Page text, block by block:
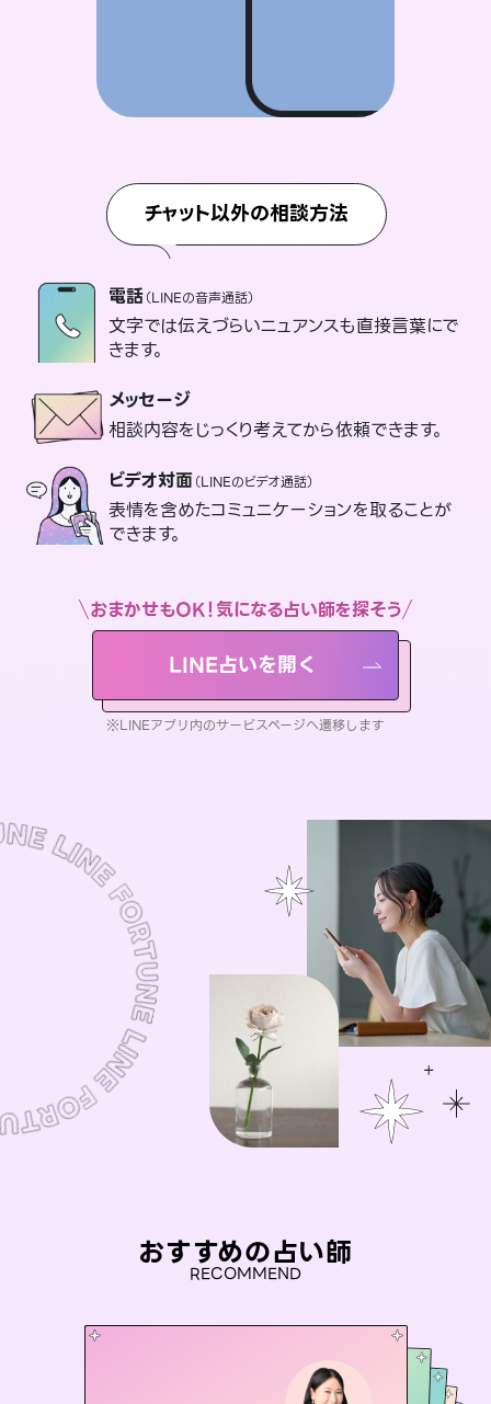
チャット以外の相談方法
電話（LINEの音声通話）
文字では伝えづらいニュアンスも直接言葉にで
きます。
メッセージ
相談内容をじっくり考えてから依頼できます。
ビデオ対面（LINEのビデオ通話）
表情を含めたコミュニケーションを取ることが
できます。
おまかせもOK！気になる占い師を探そう
LINE占いを開く
※LINEアプリ内のサービスページへ遷移します
おすすめの占い師
RECOMMEND